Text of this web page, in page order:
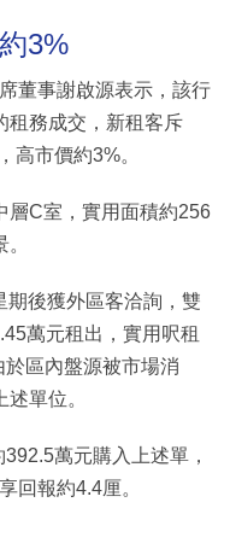
3%
董事謝啟源表示，該行
租務成交，新租客斥
高市價約3%。
層C室，實用面積約256
期後獲外區客洽詢，雙
萬元租出，實用呎租
區內盤源被市場消
單位。
萬元購入上述單，
回報約4.4厘。